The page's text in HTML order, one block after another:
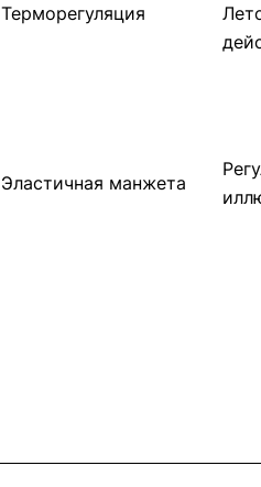
Терморегуляция
Эластичная манжета